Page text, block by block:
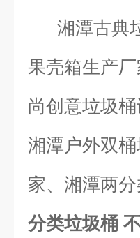
湘潭古典垃
果壳箱生产
尚创意垃圾
湘潭户外双
家、湘潭两
分类垃圾桶